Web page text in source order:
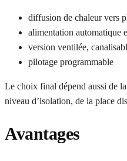
diffusion de chaleur vers
alimentation automatique
version ventilée,
pilotage programmable
Le choix final dépend aussi de
niveau d’isolation, de la place
Avantages